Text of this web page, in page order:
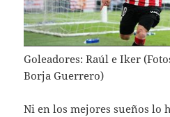
Goleadores: Raúl e Iker
Borja Guerrero)
Ni en los mejores sueños lo